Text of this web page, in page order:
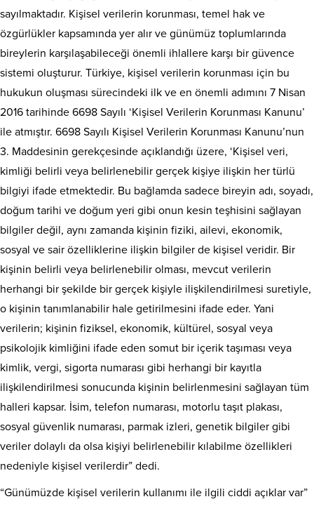
sayılmaktadır. Kişisel verilerin korunması, temel hak ve
özgürlükler kapsamında yer alır ve günümüz toplumlarında
bireylerin karşılaşabileceği önemli ihlallere karşı bir güvence
sistemi oluşturur. Türkiye, kişisel verilerin korunması için bu
hukukun oluşması sürecindeki ilk ve en önemli adımını 7 Nisan
2016 tarihinde 6698 Sayılı ‘Kişisel Verilerin Korunması Kanunu’
ile atmıştır. 6698 Sayılı Kişisel Verilerin Korunması Kanunu’nun
3. Maddesinin gerekçesinde açıklandığı üzere, ‘Kişisel veri,
kimliği belirli veya belirlenebilir gerçek kişiye ilişkin her türlü
bilgiyi ifade etmektedir. Bu bağlamda sadece bireyin adı, soyadı,
doğum tarihi ve doğum yeri gibi onun kesin teşhisini sağlayan
bilgiler değil, aynı zamanda kişinin fiziki, ailevi, ekonomik,
sosyal ve sair özelliklerine ilişkin bilgiler de kişisel veridir. Bir
kişinin belirli veya belirlenebilir olması, mevcut verilerin
herhangi bir şekilde bir gerçek kişiyle ilişkilendirilmesi suretiyle,
o kişinin tanımlanabilir hale getirilmesini ifade eder. Yani
verilerin; kişinin fiziksel, ekonomik, kültürel, sosyal veya
psikolojik kimliğini ifade eden somut bir içerik taşıması veya
kimlik, vergi, sigorta numarası gibi herhangi bir kayıtla
ilişkilendirilmesi sonucunda kişinin belirlenmesini sağlayan tüm
halleri kapsar. İsim, telefon numarası, motorlu taşıt plakası,
sosyal güvenlik numarası, parmak izleri, genetik bilgiler gibi
veriler dolaylı da olsa kişiyi belirlenebilir kılabilme özellikleri
nedeniyle kişisel verilerdir” dedi.
“Günümüzde kişisel verilerin kullanımı ile ilgili ciddi açıklar var”